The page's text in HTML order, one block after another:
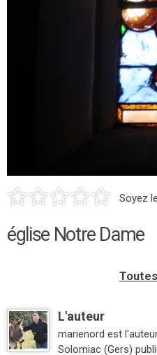
Soyez
église Notre Dame
L'auteur
marienord est
Solomiac (Gers)